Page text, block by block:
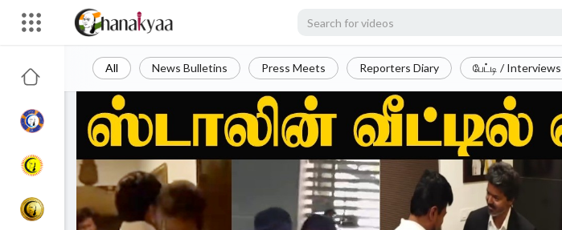
All News Bulletins Press Meets Reporters Diary பேட்டி / Interviews